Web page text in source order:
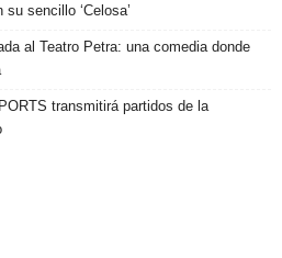
sencillo ‘Celosa’
al Teatro Petra: una comedia donde
transmitirá partidos de la